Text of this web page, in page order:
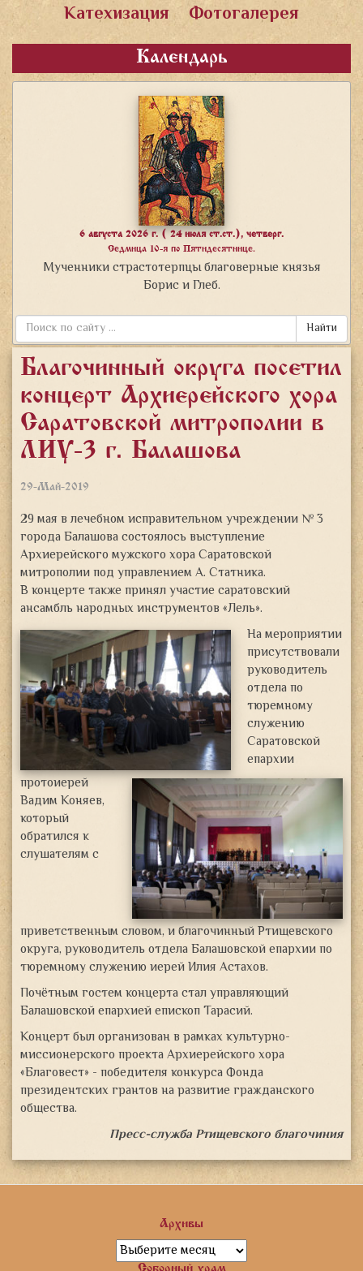
Катехизация
Фотогалерея
Календарь
6 августа 2026 г. ( 24 июля ст.ст.), четверг.
Седмица 10-я по Пятидесятнице.
Мученники страстотерпцы благоверные князья
Борис и Глеб.
Найти
Благочинный округа посетил
концерт Архиерейского хора
Саратовской митрополии в
ЛИУ-3 г. Балашова
29-Май-2019
29 мая в лечебном исправительном учреждении № 3
города Балашова состоялось выступление
Архиерейского мужского хора Саратовской
митрополии под управлением А. Статника.
В концерте также принял участие саратовский
ансамбль народных инструментов «Лель».
На мероприятии
присутствовали
руководитель
отдела по
тюремному
служению
Саратовской
епархии
протоиерей
Вадим Коняев,
который
обратился к
слушателям с
приветственным словом, и благочинный Ртищевского
округа, руководитель отдела Балашовской епархии по
тюремному служению иерей Илия Астахов.
Почётным гостем концерта стал управляющий
Балашовской епархией епископ Тарасий.
Концерт был организован в рамках культурно-
миссионерского проекта Архиерейского хора
«Благовест» - победителя конкурса Фонда
президентских грантов на развитие гражданского
общества.
Пресс-служба Ртищевского благочиния
Архивы
Архивы